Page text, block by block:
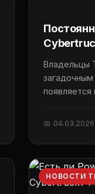
Владельцы
появляется
📅 04.03.2026
НОВОСТИ